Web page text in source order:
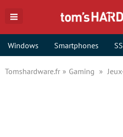
Windows Smartphones
Tomshardware.fr Gaming